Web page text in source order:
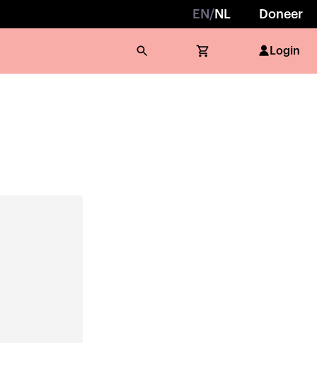
EN /NL Doneer
Login